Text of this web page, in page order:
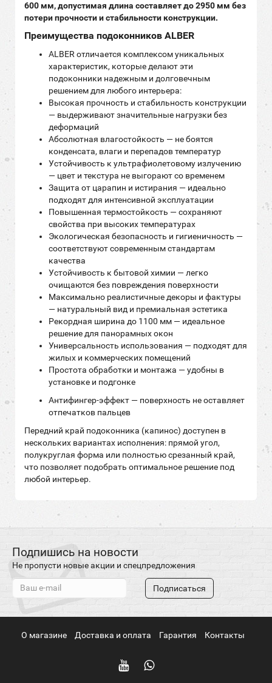
600 мм, допустимая длина составляет до 2950 мм без
потери прочности и стабильности конструкции.
Преимущества подоконников ALBER
ALBER отличается комплексом уникальных
характеристик, которые делают эти
подоконники надежным и долговечным
решением для любого интерьера:
Высокая прочность и стабильность конструкции
— выдерживают значительные нагрузки без
деформаций
Абсолютная влагостойкость — не боятся
конденсата, влаги и перепадов температур
Устойчивость к ультрафиолетовому излучению
— цвет и текстура не выгорают со временем
Защита от царапин и истирания — идеально
подходят для интенсивной эксплуатации
Повышенная термостойкость — сохраняют
свойства при высоких температурах
Экологическая безопасность и гигиеничность —
соответствуют современным стандартам
качества
Устойчивость к бытовой химии — легко
очищаются без повреждения поверхности
Максимально реалистичные декоры и фактуры
— натуральный вид и премиальная эстетика
Рекордная ширина до 1100 мм — идеальное
решение для панорамных окон
Универсальность использования — подходят для
жилых и коммерческих помещений
Простота обработки и монтажа — удобны в
установке и подгонке
Антифингер-эффект — поверхность не оставляет
отпечатков пальцев
Передний край подоконника (капинос) доступен в
нескольких вариантах исполнения: прямой угол,
полукруглая форма или полностью срезанный край,
что позволяет подобрать оптимальное решение под
любой интерьер.
Подпишись на новости
Не пропусти новые акции и спецпредложения
Подписаться
О магазине Доставка и оплата Гарантия Контакты